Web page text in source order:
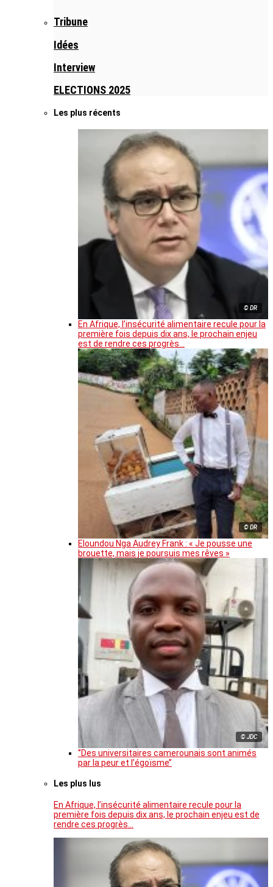
Tribune
Idées
Interview
ELECTIONS 2025
Les plus récents
© DR
En Afrique, l’insécurité alimentaire recule pour la
première fois depuis dix ans, le prochain enjeu
est de rendre ces progrès…
© DR
Eloundou Nga Audrey Frank : « Je pousse une
brouette, mais je poursuis mes rêves »
© JDC
‘’Des universitaires camerounais sont animés
par la peur et l’égoïsme’’
Les plus lus
En Afrique, l’insécurité alimentaire recule pour la
première fois depuis dix ans, le prochain enjeu est de
rendre ces progrès…